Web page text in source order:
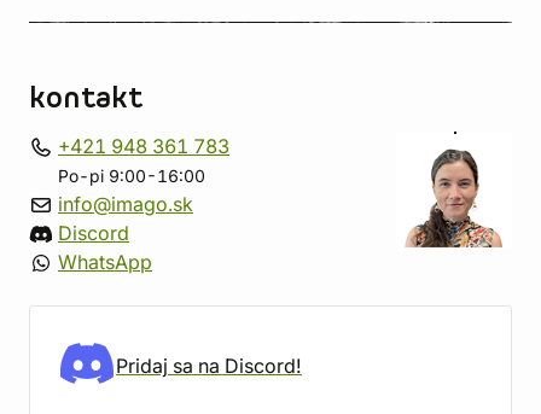
kontakt
+421 948 361 783
Po-pi 9:00-16:00
info@imago.sk
Discord
WhatsApp
Pridaj sa na Discord!